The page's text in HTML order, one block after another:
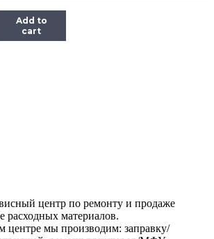
Add to
cart
центр по ремонту и продаже
расходных материалов.
центре мы производим: заправку/